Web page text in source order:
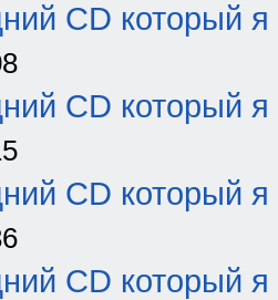
CD который я
CD который я
CD который я
CD который я